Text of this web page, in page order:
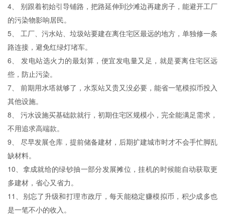
4、 别跟着初始引导铺路，把路延伸到沙滩边再建房子，能避开工厂
的污染物影响居民。
5、 工厂、污水站、垃圾站要建在离住宅区最远的地方，单独修一条
路连接，避免红绿灯堵车。
6、 发电站选火力的最划算，便宜发电量又足，就是要离住宅区远
些，防止污染。
7、 前期用水塔就够了，水泵站又贵又没必要，能省一笔模拟币投入
其他设施。
8、 污水设施买基础款就行，初期住宅区规模小，完全能满足需求，
不用追求高端款。
9、 尽早发展仓库，提前储备建材，后期扩建城市时才不会手忙脚乱
缺材料。
10、拿成就给的绿钞抽一部分发展摊位，挂机的时候能自动获取更
多建材，省心又省力。
11、别忘了升级和打理市政厅，每天能稳定赚模拟币，积少成多也
是一笔不小的收入。